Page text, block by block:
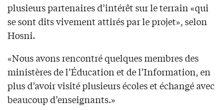
plusieurs partenaires d’intérêt sur le terrain «qui
se sont dits vivement attirés par le projet», selon
Hosni.
«Nous avons rencontré quelques membres des
ministères de l’Éducation et de l’Information, en
plus d’avoir visité plusieurs écoles et échangé avec
beaucoup d’enseignants.»